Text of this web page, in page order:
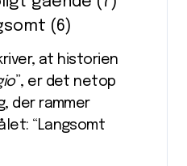
(6)
at historien
”, er det netop
der rammer
“Langsomt